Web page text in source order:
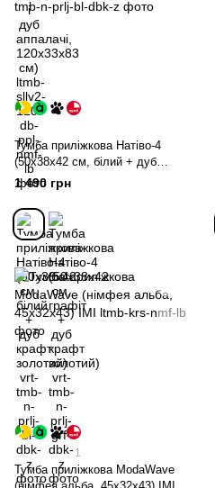
Тумба приліжкова Натіво-4
(50х38х42 см, білий + дуб
крафт золотий)
1 490 грн
1
Тумба приліжкова ModaWave